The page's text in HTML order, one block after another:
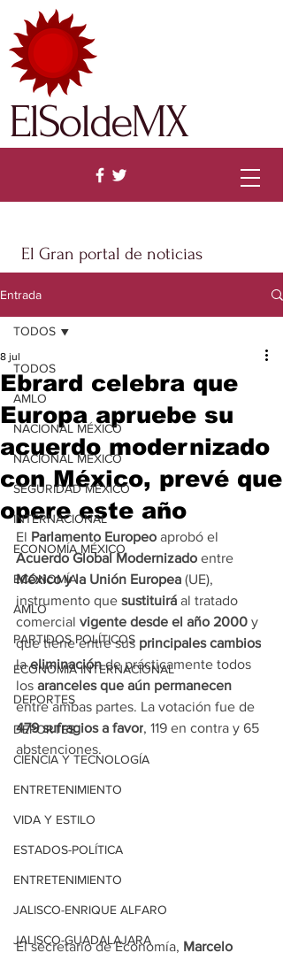
El Gran portal de noticias
ElSoldeMX
Entrada
TODOS
AMLO
NACIONAL MÉXICO
NACIONAL MÉXICO
SEGURIDAD MÉXICO
INTERNACIONAL
ECONOMÍA MÉXICO
ECONOMÍA
AMLO
PARTIDOS POLÍTICOS
ECONOMÍA INTERNACIONAL
DEPORTES
DEPORTES
CIENCIA Y TECNOLOGÍA
ENTRETENIMIENTO
VIDA Y ESTILO
ESTADOS-POLÍTICA
ENTRETENIMIENTO
JALISCO-ENRIQUE ALFARO
JALISCO-GUADALAJARA
TODOS
Ebrard celebra que
Europa apruebe su
acuerdo modernizado
con México, prevé que
opere este año
8 jul
El Parlamento Europeo aprobó el
Acuerdo Global Modernizado entre
México y la Unión Europea (UE),
instrumento que sustituirá al tratado
comercial vigente desde el año 2000 y
que tiene entre sus principales cambios
la eliminación de prácticamente todos
los aranceles que aún permanecen
entre ambas partes. La votación fue de
479 sufragios a favor, 119 en contra y 65
abstenciones.
El secretario de Economía, Marcelo